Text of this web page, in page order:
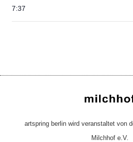
7:37
artspring berlin wird veranstaltet von
Milchhof e.V.